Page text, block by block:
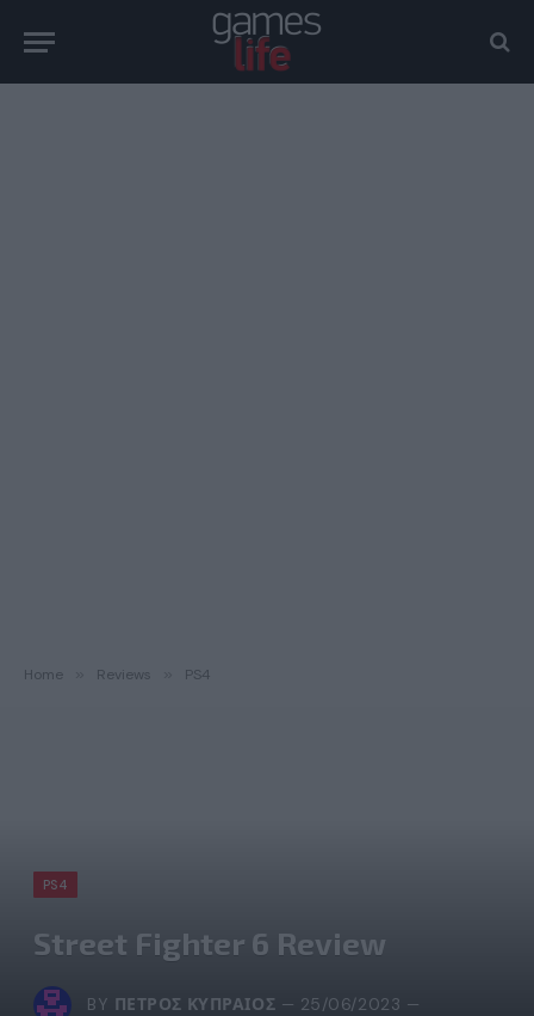
Home Reviews PS4
PS4
Street Fighter 6 Review
BY ΠΈΤΡΟΣ ΚΥΠΡΑΊΟΣ
25/06/2023